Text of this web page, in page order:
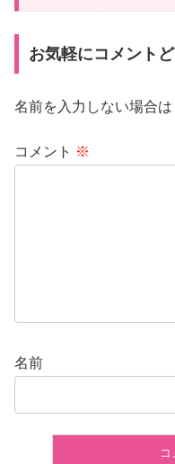
お気軽にコメントど
名前を入力しない場合
コメント ※
名前